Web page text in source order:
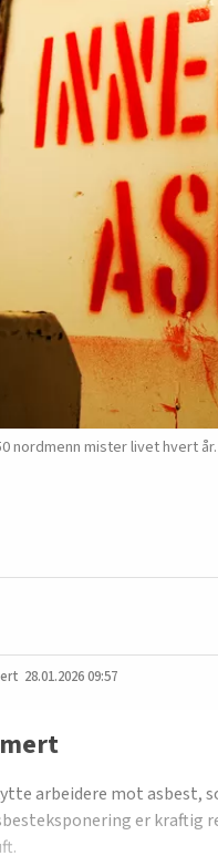
nordmenn mister livet hvert år.
28.01.2026 09:57
arbeidere mot asbest,
er kraftig